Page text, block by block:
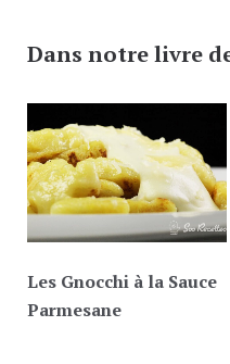
Dans notre livre
Les Gnocchi à la Sauce
Parmesane